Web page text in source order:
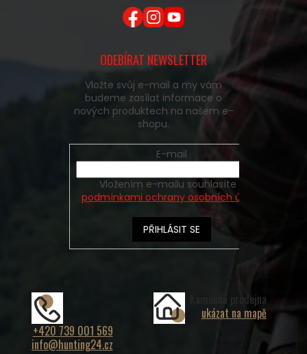
ODEBÍRAT NEWSLETTER
Vložte svůj e-mail a my vám
budeme zasílat informace o
nových produktech na našem e-
shopu.
E-mail
podmínkami ochrany osobních údajů
PŘIHLÁSIT SE
+420 739 001 569
info@hunting24.cz
Kamenná prodejna
ukázat na mapě